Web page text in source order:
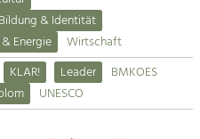
& Identität
Energie
Wirtschaft
KLAR! Leader
BMKOES
UNESCO